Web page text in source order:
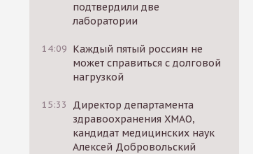
подтвердили две
лаборатории
14:09 Каждый пятый россиян не
может справиться с долговой
нагрузкой
15:33
Директор департамента
здравоохранения ХМАО,
кандидат медицинских наук
Алексей Добровольский